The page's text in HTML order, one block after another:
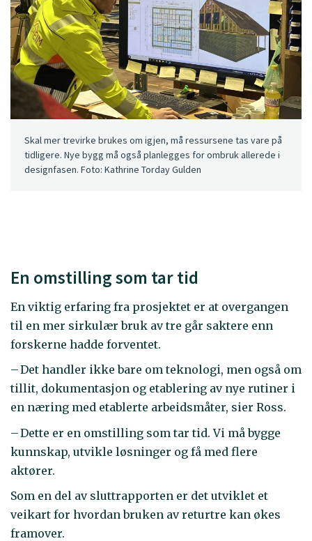
Skal mer trevirke brukes om igjen, må ressursene tas vare på
tidligere. Nye bygg må også planlegges for ombruk allerede i
designfasen. Foto: Kathrine Torday Gulden
En omstilling som tar tid
En viktig erfaring fra prosjektet er at overgangen
til en mer sirkulær bruk av tre går saktere enn
forskerne hadde forventet.
– Det handler ikke bare om teknologi, men også om
tillit, dokumentasjon og etablering av nye rutiner i
en næring med etablerte arbeidsmåter, sier Ross.
– Dette er en omstilling som tar tid. Vi må bygge
kunnskap, utvikle løsninger og få med flere
aktører.
Som en del av sluttrapporten er det utviklet et
veikart for hvordan bruken av returtre kan økes
framover.